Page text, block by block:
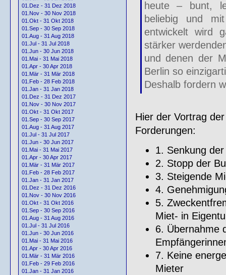
01.Dez - 31 Dez 2018
01.Nov - 30 Nov 2018
01.Okt - 31 Okt 2018
01.Sep - 30 Sep 2018
01.Aug - 31 Aug 2018
01.Jul - 31 Jul 2018
01.Jun - 30 Jun 2018
01.Mai - 31 Mai 2018
01.Apr - 30 Apr 2018
01.Mär - 31 Mär 2018
01.Feb - 28 Feb 2018
01.Jan - 31 Jan 2018
01.Dez - 31 Dez 2017
01.Nov - 30 Nov 2017
01.Okt - 31 Okt 2017
01.Sep - 30 Sep 2017
01.Aug - 31 Aug 2017
01.Jul - 31 Jul 2017
01.Jun - 30 Jun 2017
01.Mai - 31 Mai 2017
01.Apr - 30 Apr 2017
01.Mär - 31 Mär 2017
01.Feb - 28 Feb 2017
01.Jan - 31 Jan 2017
01.Dez - 31 Dez 2016
01.Nov - 30 Nov 2016
01.Okt - 31 Okt 2016
01.Sep - 30 Sep 2016
01.Aug - 31 Aug 2016
01.Jul - 31 Jul 2016
01.Jun - 30 Jun 2016
01.Mai - 31 Mai 2016
01.Apr - 30 Apr 2016
01.Mär - 31 Mär 2016
01.Feb - 29 Feb 2016
01.Jan - 31 Jan 2016
heute – bunt,
beliebig und
entwickelt wird
stärker
und denen der
Berlin so
Deshalb fordern
Hier der Vortrag
Forderungen:
1. Senkung
2. Stopp der
3. Steigende
4.
5.
Miet- in
6. Übernahme
7. Keine
Mieter